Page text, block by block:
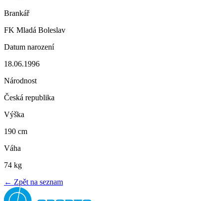
Brankář
FK Mladá Boleslav
Datum narození
18.06.1996
Národnost
Česká republika
Výška
190 cm
Váha
74 kg
← Zpět na seznam